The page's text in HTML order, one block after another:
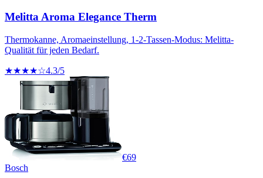
Melitta Aroma Elegance Therm
Thermokanne, Aromaeinstellung, 1-2-Tassen-Modus: Melitta-
Qualität für jeden Bedarf.
★★★★☆4.3/5
€69
Bosch